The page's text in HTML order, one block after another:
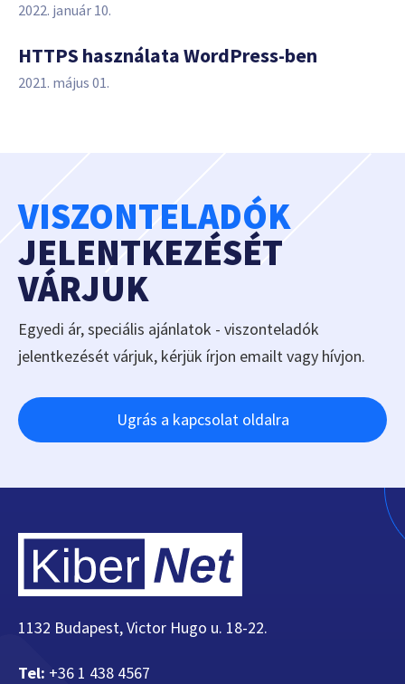
2022. január 10.
HTTPS használata WordPress-ben
2021. május 01.
VISZONTELADÓK
JELENTKEZÉSÉT
VÁRJUK
Egyedi ár, speciális ajánlatok - viszonteladók
jelentkezését várjuk, kérjük írjon emailt vagy hívjon.
Ugrás a kapcsolat oldalra
1132 Budapest, Victor Hugo u. 18-22.
Tel: +36 1 438 4567